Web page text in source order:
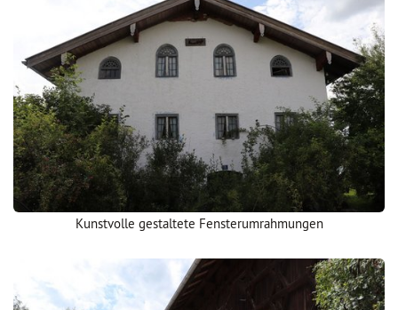
Kunstvolle gestaltete Fensterumrahmungen